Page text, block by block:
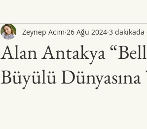
Alan Antakya
Büyülü
Zeynep Acim 26 Ağu 2024 3